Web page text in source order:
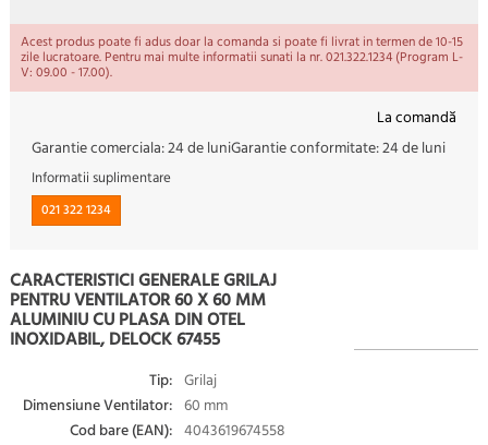
Acest produs poate fi adus doar la comanda si poate fi livrat in termen de 10-15
zile lucratoare. Pentru mai multe informatii sunati la nr. 021.322.1234 (Program L-
V: 09.00 - 17.00).
La comandă
Garantie comerciala:24 de luniGarantie conformitate:24 de luni
Informatii suplimentare
021 322 1234
CARACTERISTICI GENERALE GRILAJ
PENTRU VENTILATOR 60 X 60 MM
ALUMINIU CU PLASA DIN OTEL
INOXIDABIL, DELOCK 67455
Tip: Grilaj
Dimensiune Ventilator: 60 mm
Cod bare (EAN): 4043619674558